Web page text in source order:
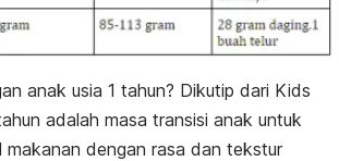
anak usia 1 tahun? Dikutip dari Kids
adalah masa transisi anak untuk
makanan dengan rasa dan tekstur